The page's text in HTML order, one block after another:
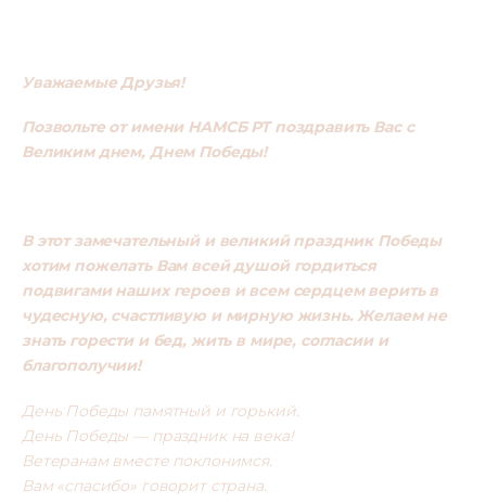
Уважаемые Друзья!
Позвольте от имени НАМСБ РТ поздравить Вас с
Великим днем, Днем Победы!
В этот замечательный и великий праздник Победы
хотим пожелать Вам всей душой гордиться
подвигами наших героев и всем сердцем верить в
чудесную, счастливую и мирную жизнь. Желаем не
знать горести и бед, жить в мире, согласии и
благополучии!
День Победы памятный и горький.
День Победы — праздник на века!
Ветеранам вместе поклонимся.
Вам «спасибо» говорит страна.